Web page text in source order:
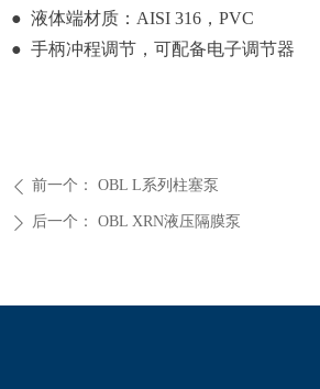
ꄴ 前一个： OBL L系列柱塞泵
ꄲ 后一个： OBL XRN液压隔膜泵
● 液体端材质： AISI 316 ， PVC
● 手柄冲程调节，可配备电子调节器